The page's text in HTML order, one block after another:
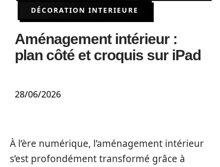
DÉCORATION INTERIEURE
Aménagement intérieur :
plan côté et croquis sur iPad
28/06/2026
À l’ère numérique, l’aménagement intérieur
s’est profondément transformé grâce à